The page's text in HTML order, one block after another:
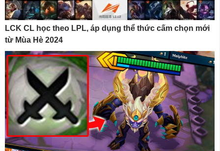
LCK CL học theo LPL, áp dụng thể thức cấm chọn mới
từ Mùa Hè 2024